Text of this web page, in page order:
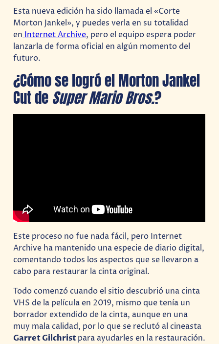
Esta nueva edición ha sido llamada el «Corte
Morton Jankel», y puedes verla en su totalidad
en Internet Archive, pero el equipo espera poder
lanzarla de forma oficial en algún momento del
futuro.
¿Cómo se logró el Morton Jankel
Cut de Super Mario Bros.?
Este proceso no fue nada fácil, pero Internet
Archive ha mantenido una especie de diario digital,
comentando todos los aspectos que se llevaron a
cabo para restaurar la cinta original.
Todo comenzó cuando el sitio descubrió una cinta
VHS de la película en 2019, mismo que tenía un
borrador extendido de la cinta, aunque en una
muy mala calidad, por lo que se reclutó al cineasta
Garret Gilchristpara ayudarles en la restauración.